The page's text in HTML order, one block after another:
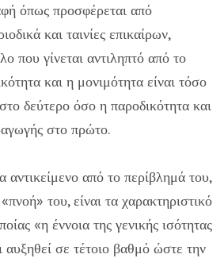
όπως προσφέρεται από
και ταινίες επικαίρων,
που γίνεται αντιληπτό από το
και η μονιμότητα είναι τόσο
δεύτερο όσο η παροδικότητα και
στο πρώτο.
αντικείμενο από το περίβλημά του,
του, είναι τα χαρακτηριστικό
«η έννοια της γενικής ισότητας
σε τέτοιο βαθμό ώστε την